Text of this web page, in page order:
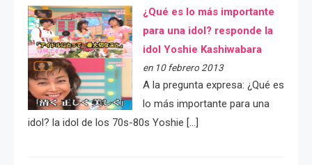
¿Qué es lo más importante
para una idol? responde la
idol Yoshie Kashiwabara
en 10 febrero 2013
A la pregunta expresa: ¿Qué es
lo más importante para una
idol? la idol de los 70s-80s Yoshie […]